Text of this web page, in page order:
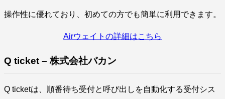
操作性に優れており、初めての方でも簡単に利用できます。
Airウェイトの詳細はこちら
Q ticket – 株式会社バカン
Q ticketは、順番待ち受付と呼び出しを自動化する受付シス